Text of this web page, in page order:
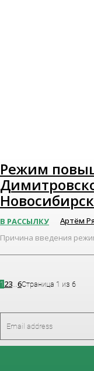
Режим
В РАССЫЛКУ Артём
Причина введения
1 23...6Страница 1 из 6